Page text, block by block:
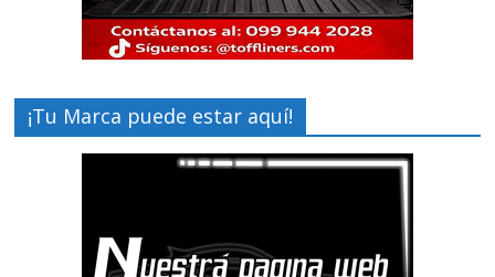
¡Tu Marca puede estar aquí!